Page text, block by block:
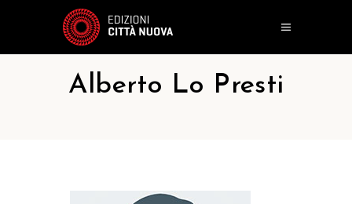
Alberto Lo Presti